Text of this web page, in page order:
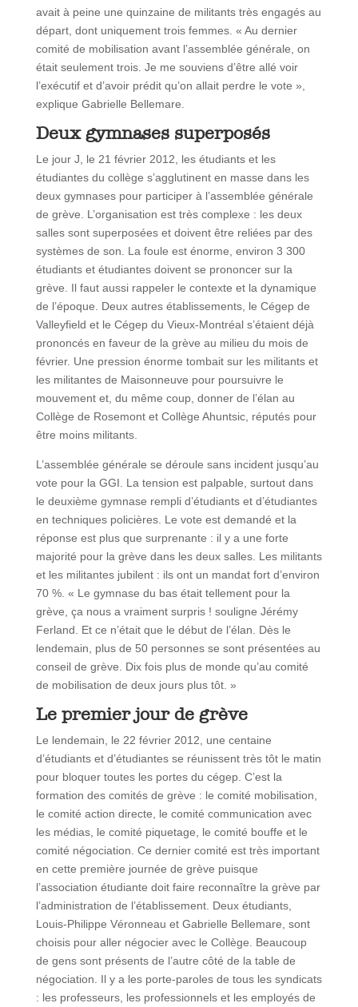
avait à peine une quinzaine de militants très engagés au
départ, dont uniquement trois femmes. « Au dernier
comité de mobilisation avant l’assemblée générale, on
était seulement trois. Je me souviens d’être allé voir
l’exécutif et d’avoir prédit qu’on allait perdre le vote »,
explique Gabrielle Bellemare.
Deux gymnases superposés
Le jour J, le 21 février 2012, les étudiants et les
étudiantes du collège s’agglutinent en masse dans les
deux gymnases pour participer à l’assemblée générale
de grève. L’organisation est très complexe : les deux
salles sont superposées et doivent être reliées par des
systèmes de son. La foule est énorme, environ 3 300
étudiants et étudiantes doivent se prononcer sur la
grève. Il faut aussi rappeler le contexte et la dynamique
de l’époque. Deux autres établissements, le Cégep de
Valleyfield et le Cégep du Vieux-Montréal s’étaient déjà
prononcés en faveur de la grève au milieu du mois de
février. Une pression énorme tombait sur les militants et
les militantes de Maisonneuve pour poursuivre le
mouvement et, du même coup, donner de l’élan au
Collège de Rosemont et Collège Ahuntsic, réputés pour
être moins militants.
L’assemblée générale se déroule sans incident jusqu’au
vote pour la GGI. La tension est palpable, surtout dans
le deuxième gymnase rempli d’étudiants et d’étudiantes
en techniques policières. Le vote est demandé et la
réponse est plus que surprenante : il y a une forte
majorité pour la grève dans les deux salles. Les militants
et les militantes jubilent : ils ont un mandat fort d’environ
70 %. « Le gymnase du bas était tellement pour la
grève, ça nous a vraiment surpris ! souligne Jérémy
Ferland. Et ce n’était que le début de l’élan. Dès le
lendemain, plus de 50 personnes se sont présentées au
conseil de grève. Dix fois plus de monde qu’au comité
de mobilisation de deux jours plus tôt. »
Le premier jour de grève
Le lendemain, le 22 février 2012, une centaine
d’étudiants et d’étudiantes se réunissent très tôt le matin
pour bloquer toutes les portes du cégep. C’est la
formation des comités de grève : le comité mobilisation,
le comité action directe, le comité communication avec
les médias, le comité piquetage, le comité bouffe et le
comité négociation. Ce dernier comité est très important
en cette première journée de grève puisque
l’association étudiante doit faire reconnaître la grève par
l’administration de l’établissement. Deux étudiants,
Louis-Philippe Véronneau et Gabrielle Bellemare, sont
choisis pour aller négocier avec le Collège. Beaucoup
de gens sont présents de l’autre côté de la table de
négociation. Il y a les porte-paroles de tous les syndicats
: les professeurs, les professionnels et les employés de